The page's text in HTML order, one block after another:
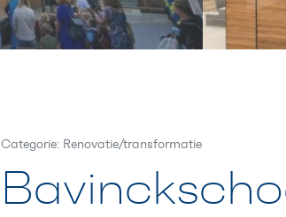
Categorie: Renovatie/transformatie